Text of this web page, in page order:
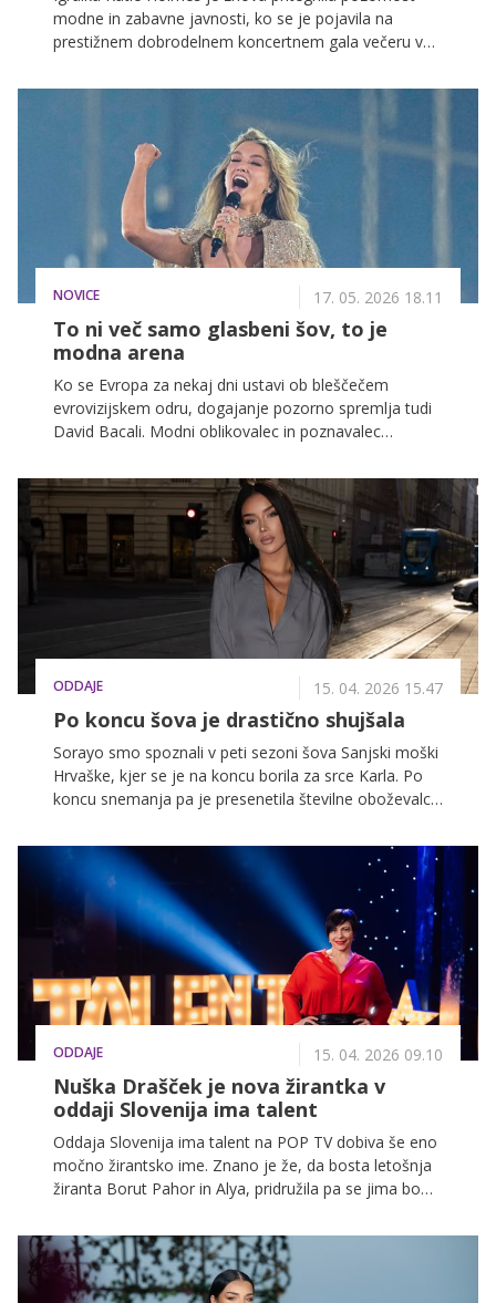
modne in zabavne javnosti, ko se je pojavila na
prestižnem dobrodelnem koncertnem gala večeru v
NOVICE 17. 05. 2026 18.11
To ni več samo glasbeni šov, to je
modna arena
Ko se Evropa za nekaj dni ustavi ob bleščečem
evrovizijskem odru, dogajanje pozorno spremlja tudi
David Bacali. Modni oblikovalec in poznavalec
samo glasbeno tekmovanje, postala je prostor mode,
identitete, čustev in družbenih sporočil. Vabljeni k
branju njegove kolumne.
ODDAJE 15. 04. 2026 15.47
Po koncu šova je drastično shujšala
Sorayo smo spoznali v peti sezoni šova Sanjski moški
Hrvaške, kjer se je na koncu borila za srce Karla. Po
koncu snemanja pa je presenetila številne oboževalce
povsem novo, še bolj samozavestno podobo.
ODDAJE 15. 04. 2026 09.10
Nuška Drašček je nova žirantka v
oddaji Slovenija ima talent
Oddaja Slovenija ima talent na POP TV dobiva še eno
močno žirantsko ime. Znano je že, da bosta letošnja
žiranta Borut Pahor in Alya, pridružila pa se jima bo
ki občinstvo že vrsto let navdušuje s svojim izjemnim
glasom, odrsko energijo in širokim glasbenim
razponom.